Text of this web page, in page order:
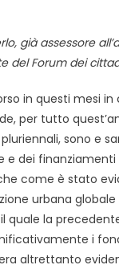
già assessore
del Forum dei
in questi mesi
per tutto
sono e
e dei finanziamenti
come è stato
urbana
quale la
i
altrettanto